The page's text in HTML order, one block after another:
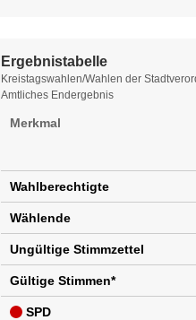
Ergebnistabelle
Ergebnistabelle
Kreistagswahlen/Wahlen der
Amtliches Endergebnis
Merkmal
Wahlberechtigte
Wählende
Ungültige Stimmzettel
Gültige Stimmen*
SPD